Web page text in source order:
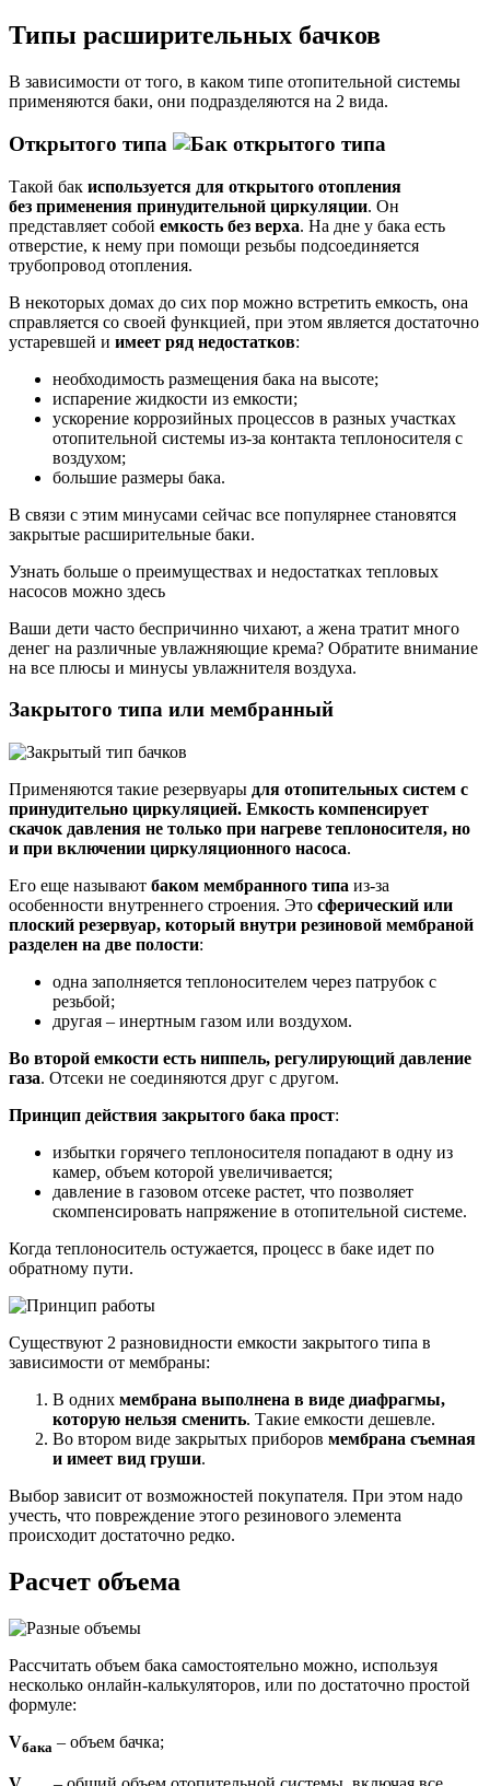
Типы расширительных бачков
В зависимости от того, в каком типе отопительной системы
применяются баки, они подразделяются на 2 вида.
Открытого типа
Такой бак используется для открытого отопления
без применения принудительной циркуляции. Он
представляет собой емкость без верха. На дне у бака есть
отверстие, к нему при помощи резьбы подсоединяется
трубопровод отопления.
В некоторых домах до сих пор можно встретить емкость, она
справляется со своей функцией, при этом является достаточно
устаревшей и имеет ряд недостатков:
необходимость размещения бака на высоте;
испарение жидкости из емкости;
ускорение коррозийных процессов в разных участках
отопительной системы из-за контакта теплоносителя с
воздухом;
большие размеры бака.
В связи с этим минусами сейчас все популярнее становятся
закрытые расширительные баки.
Узнать больше о преимуществах и недостатках тепловых
насосов можно здесь
Ваши дети часто беспричинно чихают, а жена тратит много
денег на различные увлажняющие крема? Обратите внимание
на все плюсы и минусы увлажнителя воздуха.
Закрытого типа или мембранный
Применяются такие резервуары для отопительных систем с
принудительно циркуляцией. Емкость компенсирует
скачок давления не только при нагреве теплоносителя, но
и при включении циркуляционного насоса.
Его еще называют баком мембранного типа из-за
особенности внутреннего строения. Это сферический или
плоский резервуар, который внутри резиновой мембраной
разделен на две полости:
одна заполняется теплоносителем через патрубок с
резьбой;
другая – инертным газом или воздухом.
Во второй емкости есть ниппель, регулирующий давление
газа. Отсеки не соединяются друг с другом.
Принцип действия закрытого бака прост:
избытки горячего теплоносителя попадают в одну из
камер, объем которой увеличивается;
давление в газовом отсеке растет, что позволяет
скомпенсировать напряжение в отопительной системе.
Когда теплоноситель остужается, процесс в баке идет по
обратному пути.
Существуют 2 разновидности емкости закрытого типа в
зависимости от мембраны:
В одних мембрана выполнена в виде диафрагмы,
которую нельзя сменить. Такие емкости дешевле.
Во втором виде закрытых приборов мембрана съемная
и имеет вид груши.
Выбор зависит от возможностей покупателя. При этом надо
учесть, что повреждение этого резинового элемента
происходит достаточно редко.
Расчет объема
Рассчитать объем бака самостоятельно можно, используя
несколько онлайн-калькуляторов, или по достаточно простой
формуле:
Vбака – объем бачка;